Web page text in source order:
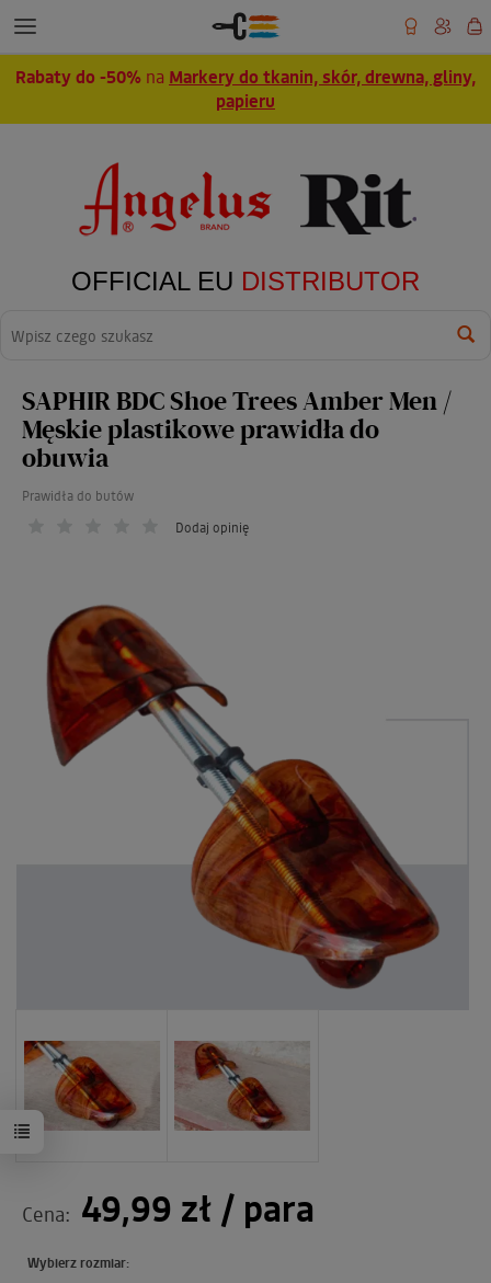
Rabaty do -50% na Markery do tkanin, skór, drewna, gliny,
papieru
OFFICIAL EU DISTRIBUTOR
SAPHIR BDC Shoe Trees Amber Men /
Męskie plastikowe prawidła do
obuwia
Prawidła do butów
Dodaj opinię
Cena: 49,99 zł / para
Wybierz rozmiar: